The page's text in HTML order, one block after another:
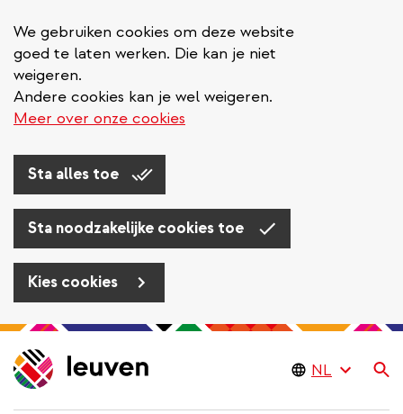
We gebruiken cookies om deze website
goed te laten werken. Die kan je niet
weigeren.
Andere cookies kan je wel weigeren.
Meer over onze cookies
Sta alles toe
Sta noodzakelijke cookies toe
Kies cookies
Overslaan
en
naar